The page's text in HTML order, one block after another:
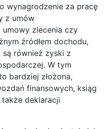
wynagrodzenie za pracę
z umów
zlecenia czy
źródłem dochodu,
również zyski z
W tym
bardziej złożona,
finansowych, ksiąg
deklaracji